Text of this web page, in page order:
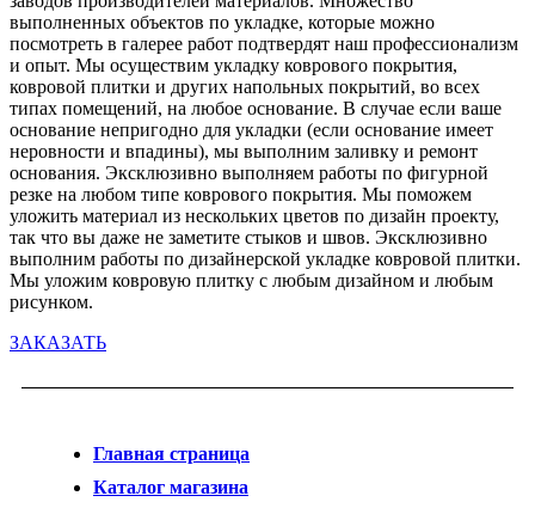
выполненных объектов по укладке, которые можно
посмотреть в галерее работ подтвердят наш профессионализм
и опыт. Мы осуществим укладку коврового покрытия,
ковровой плитки и других напольных покрытий, во всех
типах помещений, на любое основание. В случае если ваше
основание непригодно для укладки (если основание имеет
неровности и впадины), мы выполним заливку и ремонт
основания. Эксклюзивно выполняем работы по фигурной
резке на любом типе коврового покрытия. Мы поможем
уложить материал из нескольких цветов по дизайн проекту,
так что вы даже не заметите стыков и швов. Эксклюзивно
выполним работы по дизайнерской укладке ковровой плитки.
Мы уложим ковровую плитку с любым дизайном и любым
рисунком.
ЗАКАЗАТЬ
Главная страница
Каталог магазина